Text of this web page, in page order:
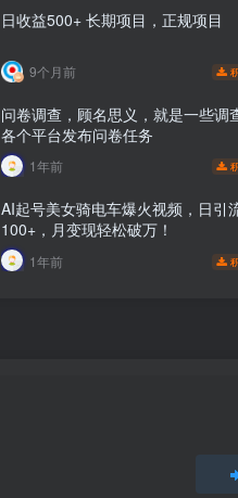
日收益500+ 长期项目，正规项目
9个月前
问卷调查，顾名思义，就是一些调
各个平台发布问卷任务
1年前
AI起号美女骑电车爆火视频，日引
100+，月变现轻松破万！
1年前